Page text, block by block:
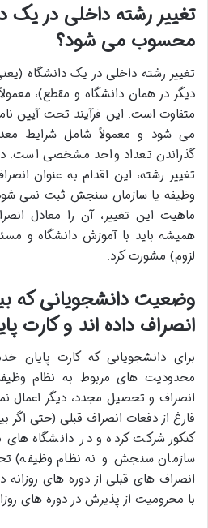
تغییر رشته داخلی در یک
محسوب می شود؟
تغییر رشته داخلی در یک دانشگاه
دیگر در همان دانشگاه و مقطع)،
متفاوت است. این فرآیند تحت آیین
می شود و معمولاً شامل شرایط
گذراندن تعداد واحد مشخصی است.
تغییر رشته، این اقدام به عنوان
وظیفه یا سازمان سنجش ثبت نمی
ماهیت این تغییر، آن را معادل
همیشه باید با آموزش دانشگاه و
لزوم) مشورت کرد.
وضعیت دانشجویانی که
انصراف داده اند و کارت
برای دانشجویانی که کارت پایان
محدودیت های مربوط به نظام
انصراف و تحصیل مجدد، دیگر اعمال
فارغ از دفعات انصراف قبلی (حتی اگر
کنکور شرکت کرده و در دانشگاه
سازمان سنجش و نه نظام وظیفه)
انصراف های قبلی از دوره های
با محرومیت از پذیرش در دوره های